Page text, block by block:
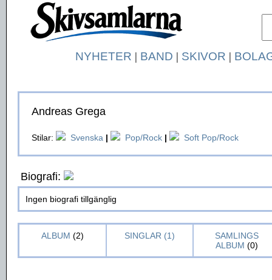
NYHETER | BAND | SKIVOR |
Andreas Grega
Stilar: Svenska | Pop/Rock | Soft Pop/Rock
Biografi:
Ingen biografi tillgänglig
ALBUM (2) SINGLAR (1)
SAMLINGS
ALBUM (0)